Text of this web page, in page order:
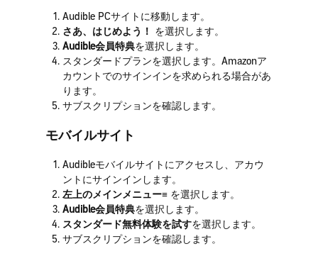
Audible PCサイトに移動します。
さあ、はじめよう！ を選択します。
Audible会員特典を選択します。
スタンダードプランを選択します。Amazonア
カウントでのサインインを求められる場合があ
ります。
サブスクリプションを確認します。
モバイルサイト
Audibleモバイルサイトにアクセスし、アカウ
ントにサインインします。
左上のメインメニュー≡ を選択します。
Audible会員特典を選択します。
スタンダード無料体験を試すを選択します。
サブスクリプションを確認します。